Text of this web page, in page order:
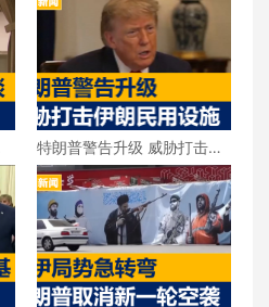
特朗普警告升级 威胁打击伊
朗民用设施